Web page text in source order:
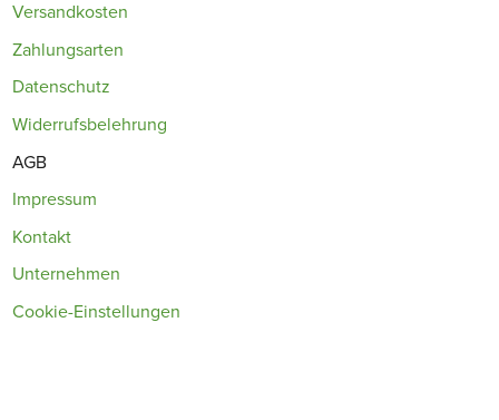
Versandkosten
Zahlungsarten
Datenschutz
Widerrufsbelehrung
AGB
Impressum
Kontakt
Unternehmen
Cookie-Einstellungen